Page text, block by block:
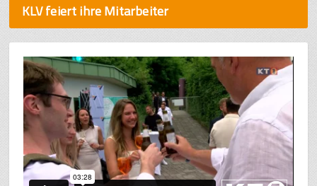
KLV feiert ihre Mitarbeiter